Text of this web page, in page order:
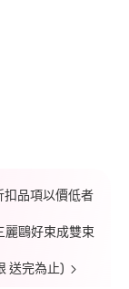
品項以價低者
麗鷗好束成雙束
送完為止)